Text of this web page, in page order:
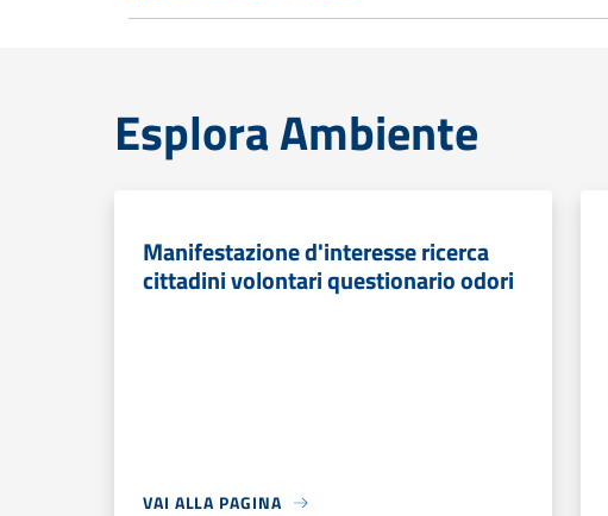
Esplora Ambiente
Manifestazione d'interesse ricerca
cittadini volontari questionario odori
VAI ALLA PAGINA